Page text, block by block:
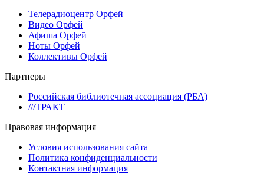
Телерадиоцентр Орфей
Видео Орфей
Афиша Орфей
Ноты Орфей
Коллективы Орфей
Партнеры
Российская библиотечная ассоциация (РБА)
///ТРАКТ
Правовая информация
Условия использования сайта
Политика конфиденциальности
Контактная информация